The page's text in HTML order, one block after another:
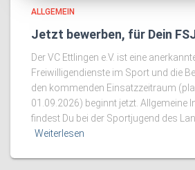
ALLGEMEIN
Jetzt bewerben, für Dein
Der VC Ettlingen e.V. ist eine
Freiwilligendienste im Sport und die
den kommenden Einsatzzeitraum
01.09.2026) beginnt jetzt. Allgemeine
findest Du bei der Sportjugend des
Weiterlesen